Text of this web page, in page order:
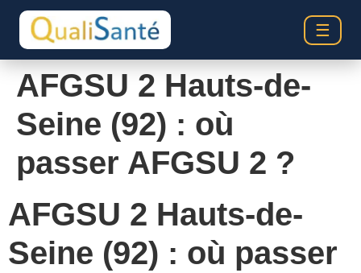
☰
AFGSU 2 Hauts-de-
Seine (92) : où
passer AFGSU 2 ?
AFGSU 2 Hauts-de-
Seine (92) : où passer